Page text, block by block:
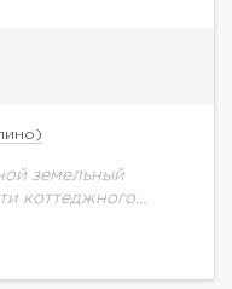
земельный
коттеджного